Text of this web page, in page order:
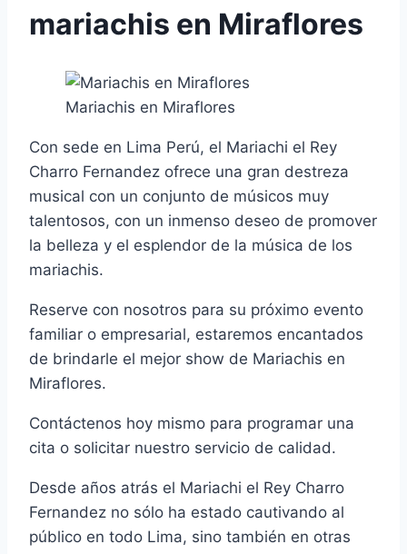
mariachis en Miraflores
Mariachis en Miraflores
Con sede en Lima Perú, el Mariachi el Rey
Charro Fernandez ofrece una gran destreza
musical con un conjunto de músicos muy
talentosos, con un inmenso deseo de promover
la belleza y el esplendor de la música de los
mariachis.
Reserve con nosotros para su próximo evento
familiar o empresarial, estaremos encantados
de brindarle el mejor show de Mariachis en
Miraflores.
Contáctenos hoy mismo para programar una
cita o solicitar nuestro servicio de calidad.
Desde años atrás el Mariachi el Rey Charro
Fernandez no sólo ha estado cautivando al
público en todo Lima, sino también en otras